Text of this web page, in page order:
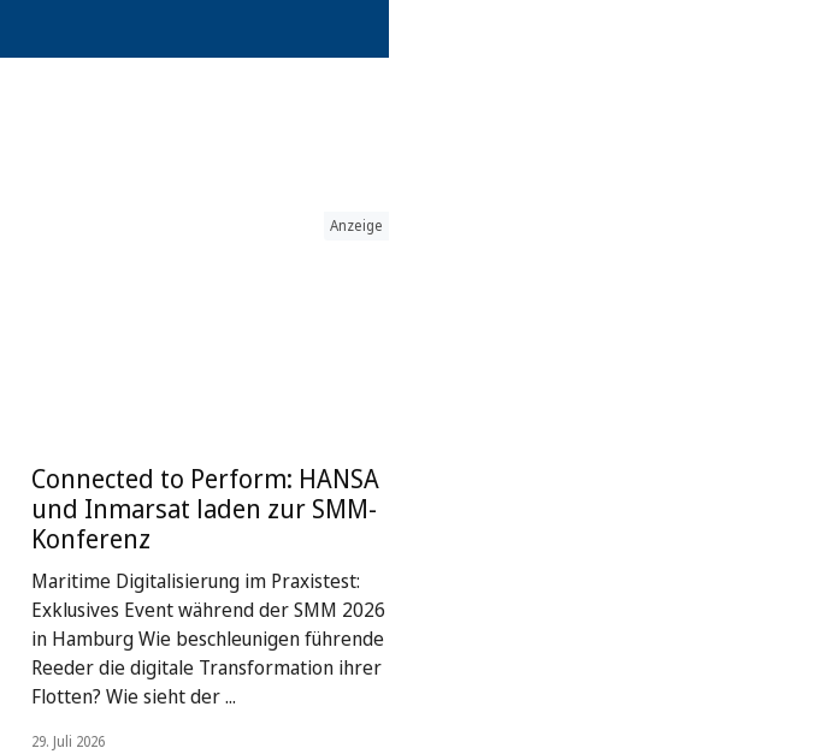
Anzeige
Connected to Perform: HANSA
und Inmarsat laden zur SMM-
Konferenz
Maritime Digitalisierung im Praxistest:
Exklusives Event während der SMM 2026
in Hamburg Wie beschleunigen führende
Reeder die digitale Transformation ihrer
Flotten? Wie sieht der ...
29. Juli 2026